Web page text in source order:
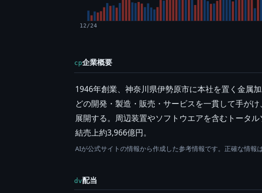
12/24
cp企業概要
1946年創業、神奈川県伊勢原市に本社を置く金属
どの開発・製造・販売・サービスを一貫して手が
展開する。周辺装置やソフトウエアを含むトータ
結売上約3,966億円。
AIが公式サイトの情報から作成した参考情報です。正確な情報
dv配当